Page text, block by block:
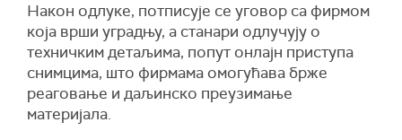
Након одлуке, потписује се уговор са фирмом
која врши уградњу, а станари одлучују о
техничким детаљима, попут онлајн приступа
снимцима, што фирмама омогућава брже
реаговање и даљинско преузимање
материјала.